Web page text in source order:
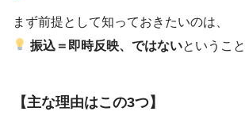
まず前提として知っておきたいのは、
振込＝即時反映、ではないということ
【主な理由はこの3つ】